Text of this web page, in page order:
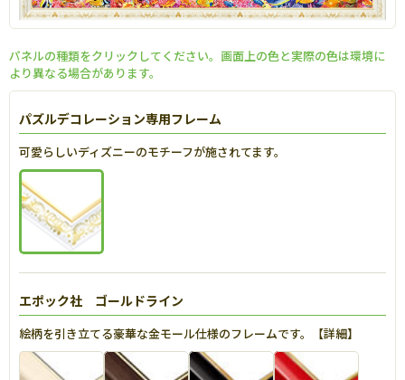
パネルの種類をクリックしてください。画面上の色と実際の色は環境に
より異なる場合があります。
パズルデコレーション専用フレーム
可愛らしいディズニーのモチーフが施されてます。
エポック社 ゴールドライン
絵柄を引き立てる豪華な金モール仕様のフレームです。【詳細】